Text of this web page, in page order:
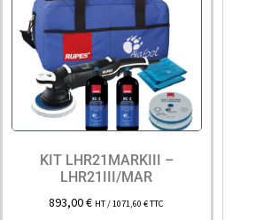
KIT LHR21MARKIII –
LHR21III/MAR
893,00€ HT /1071,60€TTC